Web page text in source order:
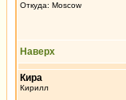
Откуда: Moscow
Наверх
Кира
Кирилл